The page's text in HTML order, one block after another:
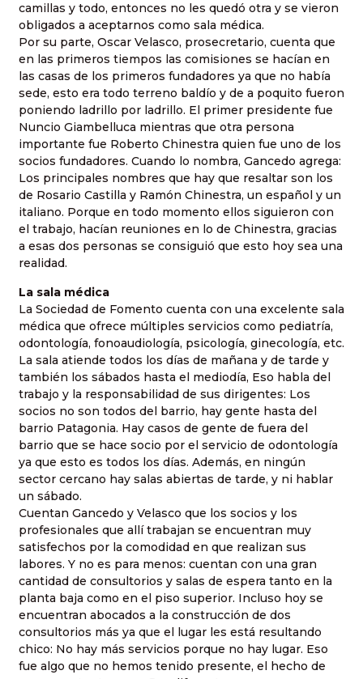
camillas y todo, entonces no les quedó otra y se vieron
obligados a aceptarnos como sala médica.
Por su parte, Oscar Velasco, prosecretario, cuenta que
en las primeros tiempos las comisiones se hacían en
las casas de los primeros fundadores ya que no había
sede, esto era todo terreno baldío y de a poquito fueron
poniendo ladrillo por ladrillo. El primer presidente fue
Nuncio Giambelluca mientras que otra persona
importante fue Roberto Chinestra quien fue uno de los
socios fundadores. Cuando lo nombra, Gancedo agrega:
Los principales nombres que hay que resaltar son los
de Rosario Castilla y Ramón Chinestra, un español y un
italiano. Porque en todo momento ellos siguieron con
el trabajo, hacían reuniones en lo de Chinestra, gracias
a esas dos personas se consiguió que esto hoy sea una
realidad.
La sala médica
La Sociedad de Fomento cuenta con una excelente sala
médica que ofrece múltiples servicios como pediatría,
odontología, fonoaudiología, psicología, ginecología, etc.
La sala atiende todos los días de mañana y de tarde y
también los sábados hasta el mediodía, Eso habla del
trabajo y la responsabilidad de sus dirigentes: Los
socios no son todos del barrio, hay gente hasta del
barrio Patagonia. Hay casos de gente de fuera del
barrio que se hace socio por el servicio de odontología
ya que esto es todos los días. Además, en ningún
sector cercano hay salas abiertas de tarde, y ni hablar
un sábado.
Cuentan Gancedo y Velasco que los socios y los
profesionales que allí trabajan se encuentran muy
satisfechos por la comodidad en que realizan sus
labores. Y no es para menos: cuentan con una gran
cantidad de consultorios y salas de espera tanto en la
planta baja como en el piso superior. Incluso hoy se
encuentran abocados a la construcción de dos
consultorios más ya que el lugar les está resultando
chico: No hay más servicios porque no hay lugar. Eso
fue algo que no hemos tenido presente, el hecho de